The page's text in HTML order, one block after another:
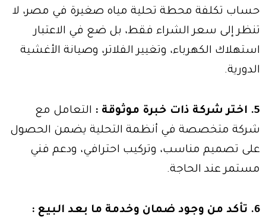
حساب تكلفة محطة تحلية مياه صغيرة في مصر، لا
تنظر إلى سعر الشراء فقط، بل ضع في الاعتبار
استهلاك الكهرباء، وتغيير الفلاتر، وصيانة الأغشية
الدورية.
5. اختر شركة ذات خبرة موثوقة :
التعامل مع
شركة متخصصة في أنظمة التحلية يضمن الحصول
على تصميم مناسب، وتركيب احترافي، ودعم فني
مستمر عند الحاجة.
6. تأكد من وجود ضمان وخدمة ما بعد البيع :